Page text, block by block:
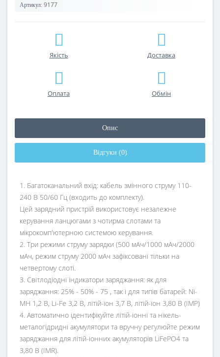
Артикул: 9177
Якість Доставка
Оплата Обмін
Опис
Відгуки (0)
1. Багатоканальний вхід: кабель змінного струму 110-
240 В 50/60 Гц (входить до комплекту).
Цей зарядний пристрій використовує незалежне
керування ланцюгами з чотирма слотами та
мікрокомп'ютерною системою керування.
2. Три режими струму зарядки (500 мАч/1000 мАч/2000
мАч, режим струму 2000 мАч зафіксовані тільки на
четвертому слоті.
3. Світлодіодні індикатори заряджання: як для
заряджання: 25% - 50% - 75 , так і для типів батарей: Ni-
MH 1,2 В, Li-Fe 3,2 В, літій-іон 3,7 В, літій-іон 3,80 В (ІМР)
4. Автоматично ідентифікуйте літій-іонні та нікель-
металогідридні акумулятори та вручну регулюйте режим
заряджання для літій-іонних акумуляторів LiFePO4 та
3,80 В (IMR).